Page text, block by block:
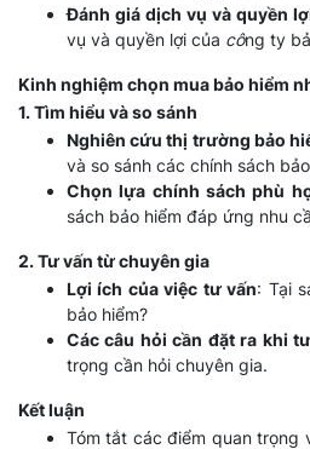
Đánh giá dịch vụ và quyền
vụ và quyền lợi của công ty
Kinh nghiệm chọn mua bảo hiểm
1. Tìm hiểu và so sánh
Nghiên cứu thị trường bảo
và so sánh các chính sách
Chọn lựa chính sách phù
sách bảo hiểm đáp ứng nhu
2. Tư vấn từ chuyên gia
Lợi ích của việc tư vấn: Tại
bảo hiểm?
Các câu hỏi cần đặt ra khi
trọng cần hỏi chuyên gia.
Kết luận
Tóm tắt các điểm quan trọng